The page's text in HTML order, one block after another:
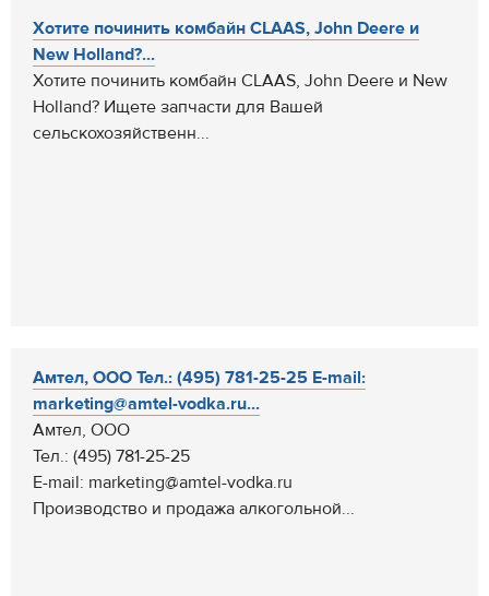
Хотите починить комбайн CLAAS, John Deere и
New Holland?...
Хотите починить комбайн CLAAS, John Deere и New
Holland? Ищете запчасти для Вашей
сельскохозяйственн...
Амтел, ООО Тел.: (495) 781-25-25 E-mail:
marketing@amtel-vodka.ru...
Амтел, ООО
Тел.: (495) 781-25-25
E-mail: marketing@amtel-vodka.ru
Производство и продажа алкогольной...